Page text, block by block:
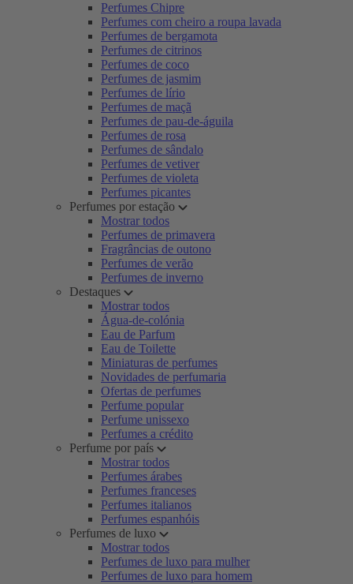
Perfumes Chipre
Perfumes com cheiro a roupa lavada
Perfumes de bergamota
Perfumes de citrinos
Perfumes de coco
Perfumes de jasmim
Perfumes de lírio
Perfumes de maçã
Perfumes de pau-de-águila
Perfumes de rosa
Perfumes de sândalo
Perfumes de vetiver
Perfumes de violeta
Perfumes picantes
Perfumes por estação
Mostrar todos
Perfumes de primavera
Fragrâncias de outono
Perfumes de verão
Perfumes de inverno
Destaques
Mostrar todos
Água-de-colónia
Eau de Parfum
Eau de Toilette
Miniaturas de perfumes
Novidades de perfumaria
Ofertas de perfumes
Perfume popular
Perfume unissexo
Perfumes a crédito
Perfume por país
Mostrar todos
Perfumes árabes
Perfumes franceses
Perfumes italianos
Perfumes espanhóis
Perfumes de luxo
Mostrar todos
Perfumes de luxo para mulher
Perfumes de luxo para homem